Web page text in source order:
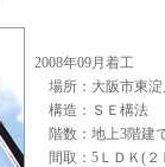
2008年09月着工
場所：大阪市東淀
構造：ＳＥ構法
階数：地上3階建
間取：5ＬＤＫ(２